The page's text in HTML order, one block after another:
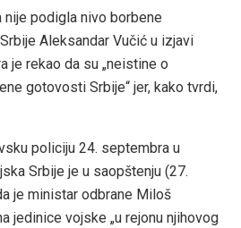
podigla nivo borbene
Aleksandar Vučić u izjavi
je rekao da su „neistine o
gotovosti Srbije“ jer, kako tvrdi,
policiju 24. septembra u
Srbije je u saopštenju (27.
je ministar odbrane Miloš
jedinice vojske „u rejonu njihovog